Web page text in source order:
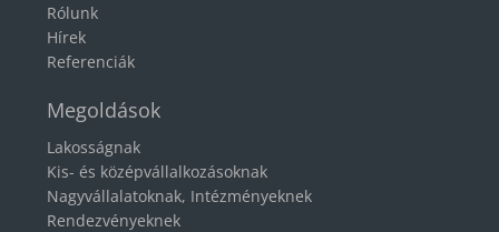
Rólunk
Hírek
Referenciák
Megoldások
Lakosságnak
Kis- és középvállalkozásoknak
Nagyvállalatoknak, Intézményeknek
Rendezvényeknek